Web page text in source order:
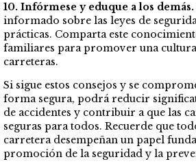
10. Infórmese y eduque a los demás.
informado sobre las leyes de
prácticas. Comparta este
familiares para promover una
carreteras.
Si sigue estos consejos y se
forma segura, podrá reducir
de accidentes y contribuir a que las
seguras para todos. Recuerde que
carretera desempeñan un papel
promoción de la seguridad y la